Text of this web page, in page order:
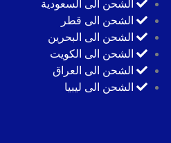
الشحن الى السعودية
الشحن الى قطر
الشحن الى البحرين
الشحن الى الكويت
الشحن الى العراق
الشحن الى ليبيا